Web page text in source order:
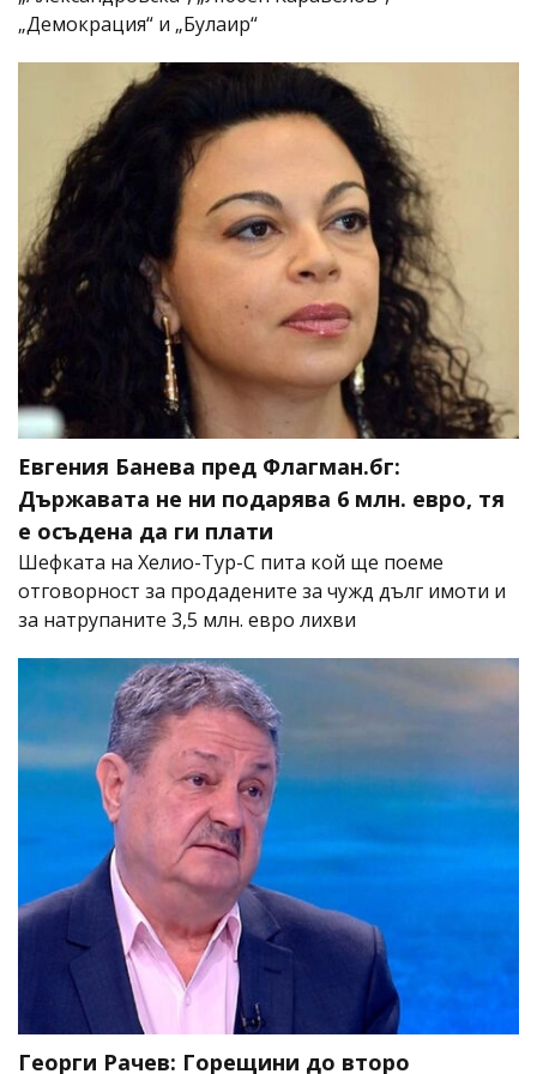
„Демокрация“ и „Булаир“
Евгения Банева пред Флагман.бг:
Държавата не ни подарява 6 млн. евро, тя
е осъдена да ги плати
Шефката на Хелио-Тур-С пита кой ще поеме
отговорност за продадените за чужд дълг имоти и
за натрупаните 3,5 млн. евро лихви
Георги Рачев: Горещини до второ